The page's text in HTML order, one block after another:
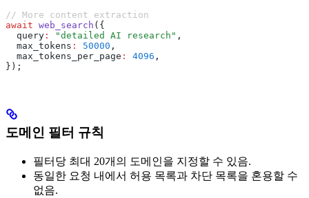
// More content extraction
await web_search ({
  query
: "detailed AI research" ,
  max_tokens
: 50000 ,
  max_tokens_per_page
: 4096 ,
});
도메인 필터 규칙
필터당 최대 20개의 도메인을 지정할 수 있음.
동일한 요청 내에서 허용 목록과 차단 목록을 혼용할 수
없음.